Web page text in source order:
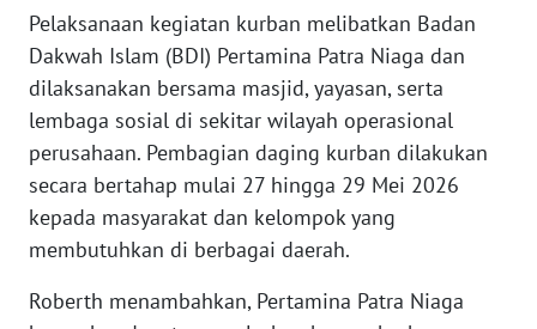
Pelaksanaan kegiatan kurban melibatkan Badan
Dakwah Islam (BDI) Pertamina Patra Niaga dan
dilaksanakan bersama masjid, yayasan, serta
lembaga sosial di sekitar wilayah operasional
perusahaan. Pembagian daging kurban dilakukan
secara bertahap mulai 27 hingga 29 Mei 2026
kepada masyarakat dan kelompok yang
membutuhkan di berbagai daerah.
Roberth menambahkan, Pertamina Patra Niaga
WN
NTB
WN
SULTENG
WN